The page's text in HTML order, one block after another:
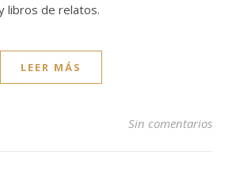
libros de relatos.
LEER MÁS
Sin comentarios